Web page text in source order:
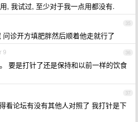
, 我试过, 至少对于我一点用都没有.
35
问诊开方填肥胖然后顺着他走就行了
36
9
要是打针了还是保持和以前一样的饮食
37
看论坛有没有其他人对照了 我打针是下